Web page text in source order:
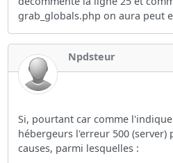
grab_globals.php on aura peut
Npdsteur
Si, pourtant car comme
hébergeurs l'erreur 500
causes, parmi lesquelles :